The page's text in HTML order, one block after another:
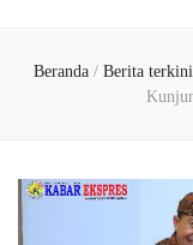
Beranda / Berita terkini